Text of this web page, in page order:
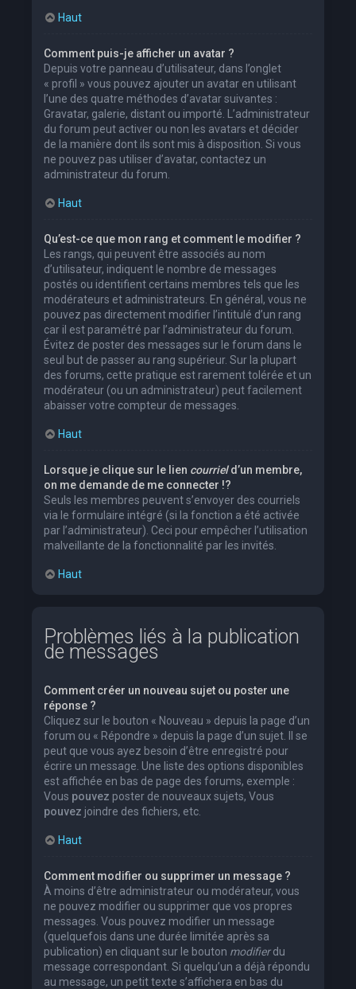
Haut
Comment puis-je afficher un avatar ?
Depuis votre panneau d’utilisateur, dans l’onglet
« profil » vous pouvez ajouter un avatar en utilisant
l’une des quatre méthodes d’avatar suivantes :
Gravatar, galerie, distant ou importé. L’administrateur
du forum peut activer ou non les avatars et décider
de la manière dont ils sont mis à disposition. Si vous
ne pouvez pas utiliser d’avatar, contactez un
administrateur du forum.
Haut
Qu’est-ce que mon rang et comment le modifier ?
Les rangs, qui peuvent être associés au nom
d’utilisateur, indiquent le nombre de messages
postés ou identifient certains membres tels que les
modérateurs et administrateurs. En général, vous ne
pouvez pas directement modifier l’intitulé d’un rang
car il est paramétré par l’administrateur du forum.
Évitez de poster des messages sur le forum dans le
seul but de passer au rang supérieur. Sur la plupart
des forums, cette pratique est rarement tolérée et un
modérateur (ou un administrateur) peut facilement
abaisser votre compteur de messages.
Haut
Lorsque je clique sur le lien courrield’un membre,
on me demande de me connecter !?
Seuls les membres peuvent s’envoyer des courriels
via le formulaire intégré (si la fonction a été activée
par l’administrateur). Ceci pour empêcher l’utilisation
malveillante de la fonctionnalité par les invités.
Haut
Problèmes liés à la publication
de messages
Comment créer un nouveau sujet ou poster une
réponse ?
Cliquez sur le bouton « Nouveau » depuis la page d’un
forum ou « Répondre » depuis la page d’un sujet. Il se
peut que vous ayez besoin d’être enregistré pour
écrire un message. Une liste des options disponibles
est affichée en bas de page des forums, exemple :
Vous pouvez poster de nouveaux sujets, Vous
pouvez joindre des fichiers, etc.
Haut
Comment modifier ou supprimer un message ?
À moins d’être administrateur ou modérateur, vous
ne pouvez modifier ou supprimer que vos propres
messages. Vous pouvez modifier un message
(quelquefois dans une durée limitée après sa
publication) en cliquant sur le bouton modifierdu
message correspondant. Si quelqu’un a déjà répondu
au message, un petit texte s’affichera en bas du